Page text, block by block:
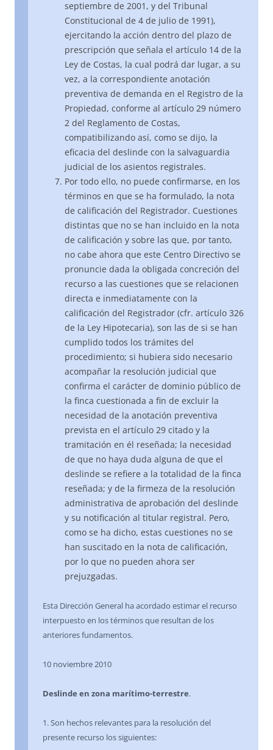
septiembre de 2001, y del Tribunal
Constitucional de 4 de julio de 1991),
ejercitando la acción dentro del plazo de
prescripción que señala el artículo 14 de la
Ley de Costas, la cual podrá dar lugar, a su
vez, a la correspondiente anotación
preventiva de demanda en el Registro de la
Propiedad, conforme al artículo 29 número
2 del Reglamento de Costas,
compatibilizando así, como se dijo, la
eficacia del deslinde con la salvaguardia
judicial de los asientos registrales.
Por todo ello, no puede confirmarse, en los
términos en que se ha formulado, la nota
de calificación del Registrador. Cuestiones
distintas que no se han incluido en la nota
de calificación y sobre las que, por tanto,
no cabe ahora que este Centro Directivo se
pronuncie dada la obligada concreción del
recurso a las cuestiones que se relacionen
directa e inmediatamente con la
calificación del Registrador (cfr. artículo 326
de la Ley Hipotecaria), son las de si se han
cumplido todos los trámites del
procedimiento; si hubiera sido necesario
acompañar la resolución judicial que
confirma el carácter de dominio público de
la finca cuestionada a fin de excluir la
necesidad de la anotación preventiva
prevista en el artículo 29 citado y la
tramitación en él reseñada; la necesidad
de que no haya duda alguna de que el
deslinde se refiere a la totalidad de la finca
reseñada; y de la firmeza de la resolución
administrativa de aprobación del deslinde
y su notificación al titular registral. Pero,
como se ha dicho, estas cuestiones no se
han suscitado en la nota de calificación,
por lo que no pueden ahora ser
prejuzgadas.
Esta Dirección General ha acordado estimar el recurso
interpuesto en los términos que resultan de los
anteriores fundamentos.
10 noviembre 2010
Deslinde en zona marítimo-terrestre.
1. Son hechos relevantes para la resolución del
presente recurso los siguientes: